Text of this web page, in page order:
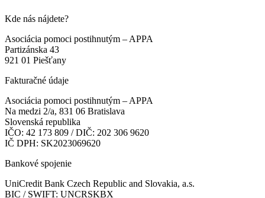
Kde nás nájdete?
Asociácia pomoci postihnutým – APPA
Partizánska 43
921 01 Piešťany
Fakturačné údaje
Asociácia pomoci postihnutým – APPA
Na medzi 2/a, 831 06 Bratislava
Slovenská republika
IČO: 42 173 809 / DIČ: 202 306 9620
IČ DPH: SK2023069620
Bankové spojenie
UniCredit Bank Czech Republic and Slovakia, a.s.
BIC / SWIFT: UNCRSKBX